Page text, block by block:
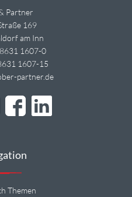
Partner
169
am Inn
1607-0
1607-15
partner.de
Themen